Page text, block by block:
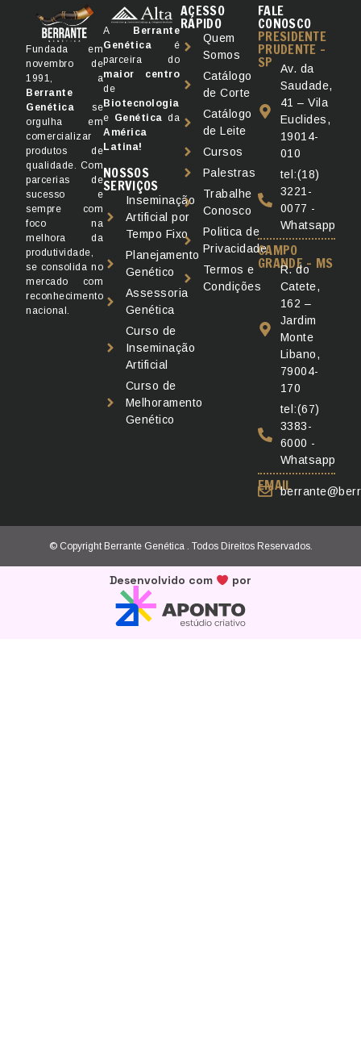
Fundada em
novembro de
1991, a
Berrante
Genética se
orgulha em
comercializar
produtos de
qualidade. Com
parcerias de
sucesso e
sempre com
foco na
melhora da
produtividade,
se consolida no
mercado com
reconhecimento
nacional.
NOSSOS
SERVIÇOS
Inseminação
Artificial por
Tempo Fixo
Planejamento
Genético
Assessoria
Genética
Curso de
Inseminação
Artificial
Curso de
Melhoramento
Genético
A
Berrante
Genética é
parceira do
maior centro
de
Biotecnologia
e Genética da
América
Latina!
ACESSO
RÁPIDO
Quem
Somos
Catálogo
de Corte
Catálogo
de Leite
Cursos
Palestras
Trabalhe
Conosco
Politica de
Privacidade
Termos e
Condições
FALE
CONOSCO
PRESIDENTE
PRUDENTE -
SP
Av. da
Saudade,
41 – Vila
Euclides,
19014-
010
tel:(18)
3221-
0077 -
Whatsapp
CAMPO
GRANDE - MS
R. do
Catete,
162 –
Jardim
Monte
Libano,
79004-
170
tel:(67)
3383-
6000 -
Whatsapp
EMAIL
© Copyright Berrante Genética . Todos Direitos Reservados.
Desenvolvido com por